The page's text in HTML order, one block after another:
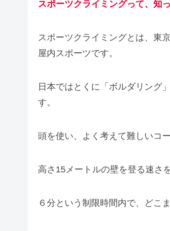
スポーツクライミングって、知
スポーツクライミングとは、東
屋内スポーツです。
日本ではとくに「ボルダリング
す。
頭を使い、よく考えて難しいコ
高さ15メートルの壁を登る速さ
６分という制限時間内で、どこ